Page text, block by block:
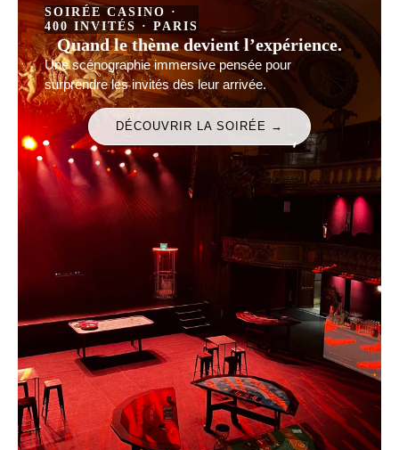
SOIRÉE CASINO ·
400 INVITÉS · PARIS
Quand le thème devient l’expérience.
Une scénographie immersive pensée pour
surprendre les invités dès leur arrivée.
DÉCOUVRIR LA SOIRÉE →